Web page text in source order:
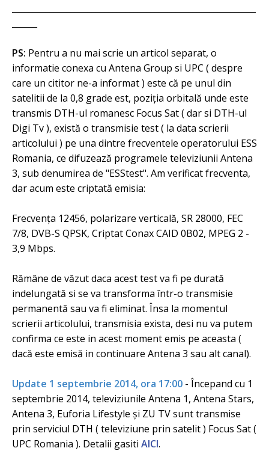
PS: Pentru a nu mai scrie un articol separat, o
informatie conexa cu Antena Group si UPC ( despre
care un cititor ne-a informat ) este că pe unul din
satelitii de la 0,8 grade est, poziția orbitală unde este
transmis DTH-ul romanesc Focus Sat ( dar si DTH-ul
Digi Tv ), există o transmisie test ( la data scrierii
articolului ) pe una dintre frecventele operatorului ESS
Romania, ce difuzează programele televiziunii Antena
3, sub denumirea de "ESStest". Am verificat frecventa,
dar acum este criptată emisia:
Frecvența 12456, polarizare verticală, SR 28000, FEC
7/8, DVB-S QPSK, Criptat Conax CAID 0B02, MPEG 2 -
3,9 Mbps.
Rămâne de văzut daca acest test va fi pe durată
indelungată si se va transforma într-o transmisie
permanentă sau va fi eliminat. Însa la momentul
scrierii articolului, transmisia exista, desi nu va putem
confirma ce este in acest moment emis pe aceasta (
dacă este emisă in continuare Antena 3 sau alt canal).
Update 1 septembrie 2014, ora 17:00 - Începand cu 1
septembrie 2014, televiziunile Antena 1, Antena Stars,
Antena 3, Euforia Lifestyle și ZU TV sunt transmise
prin serviciul DTH ( televiziune prin satelit ) Focus Sat (
UPC Romania ). Detalii gasiti AICI.